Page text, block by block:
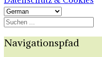
Navigationspfad